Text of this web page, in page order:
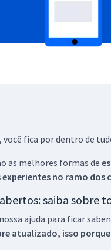
você fica por dentro de
as melhores formas de
no ramo dos
saiba sobre
ajuda para ficar
atualizado, isso